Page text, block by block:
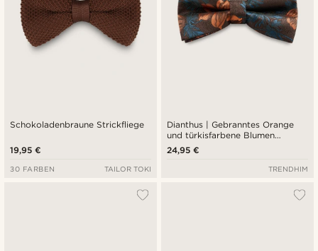
Schokoladenbraune Strickfliege
19,95 €
30 FARBEN TAILOR TOKI
Dianthus | Gebranntes Orange
und türkisfarbene Blumen
Vorgebundene Fliege
24,95 €
TRENDHIM